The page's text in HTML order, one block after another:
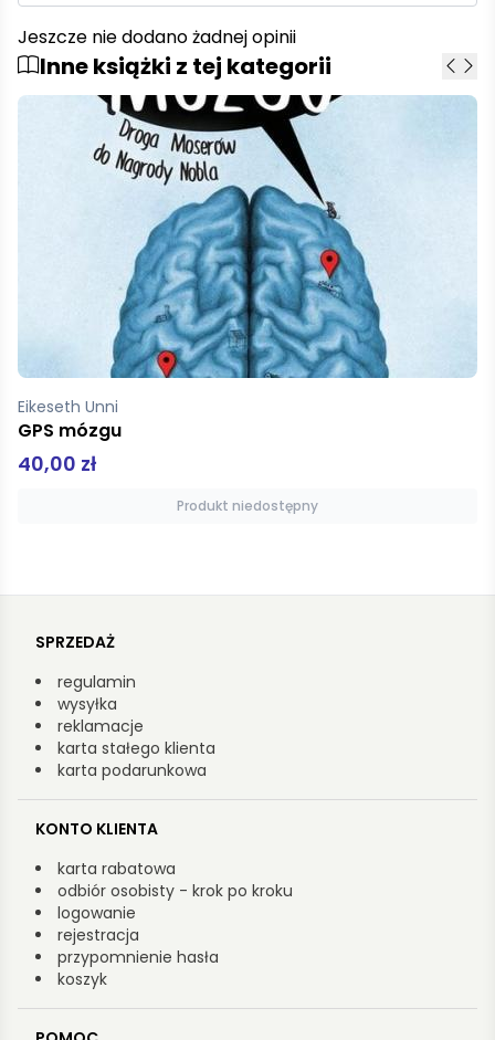
Jeszcze nie dodano żadnej opinii
Inne książki z tej kategorii
Eikeseth Unni
GPS mózgu
40,00 zł
Produkt niedostępny
SPRZEDAŻ
regulamin
wysyłka
reklamacje
karta stałego klienta
karta podarunkowa
KONTO KLIENTA
karta rabatowa
odbiór osobisty - krok po kroku
logowanie
rejestracja
przypomnienie hasła
koszyk